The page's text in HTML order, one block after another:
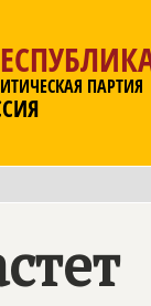
ПАРТИЯ